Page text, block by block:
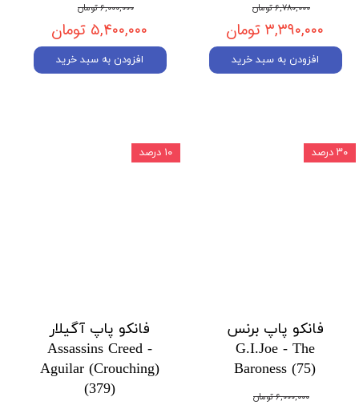
۶,۷۸۰,۰۰۰ تومان
۳,۳۹۰,۰۰۰ تومان
افزودن به سبد خرید
۶,۰۰۰,۰۰۰ تومان
۵,۴۰۰,۰۰۰ تومان
افزودن به سبد خرید
فانکو پاپ برنس
G.I.Joe - The
Baroness (75)
۶,۰۰۰,۰۰۰ تومان
۳۰ درصد
فانکو پاپ آگیلار
Assassins Creed -
Aguilar (Crouching)
(379)
۱۰ درصد